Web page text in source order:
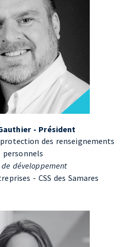
- Président
des renseignements
personnels
développement
- CSS des Samares